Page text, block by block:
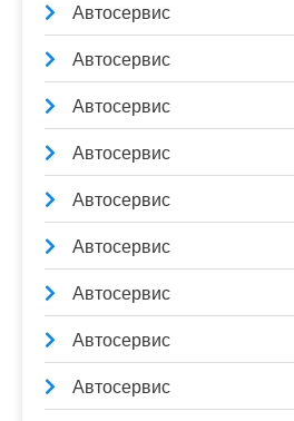
Автосервис
Автосервис
Автосервис
Автосервис
Автосервис
Автосервис
Автосервис
Автосервис
Автосервис